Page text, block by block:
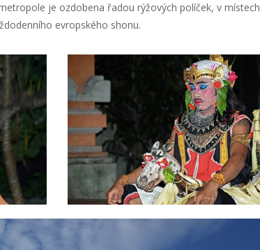
je ozdobena řadou rýžových políček, v místech
evropského shonu.